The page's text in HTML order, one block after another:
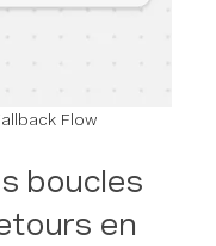
Flow
boucles
en